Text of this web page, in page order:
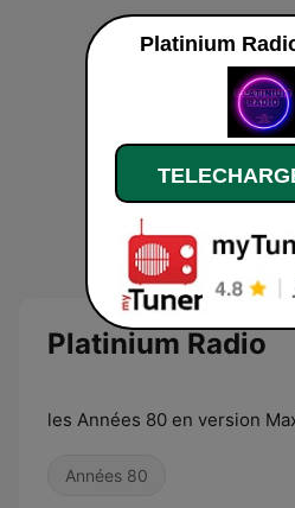
Platinium Radio
les Années 80 en version
Années 80
Platinium